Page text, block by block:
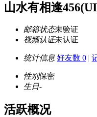
山水有相逢456
邮箱状态未验证
视频认证未认证
统计信息 好友数 0 |
性别保密
生日-
活跃概况